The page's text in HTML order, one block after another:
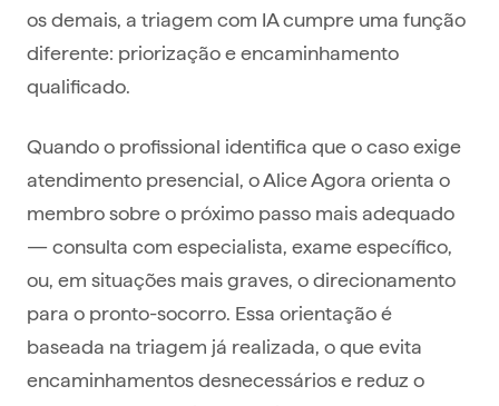
os demais, a triagem com IA cumpre uma função
diferente: priorização e encaminhamento
qualificado.
Quando o profissional identifica que o caso exige
atendimento presencial, o Alice Agora orienta o
membro sobre o próximo passo mais adequado
— consulta com especialista, exame específico,
ou, em situações mais graves, o direcionamento
para o pronto-socorro. Essa orientação é
baseada na triagem já realizada, o que evita
encaminhamentos desnecessários e reduz o